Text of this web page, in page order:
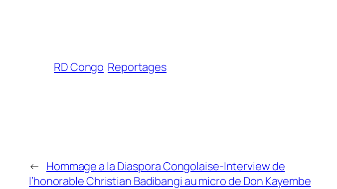
RD Congo Reportages
← Hommage a la Diaspora Congolaise-Interview de
l’honorable Christian Badibangi au micro de Don Kayembe